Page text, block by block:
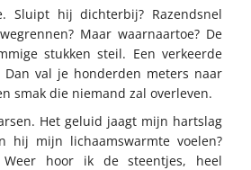
Sluipt hij dichterbij? Razendsnel
Maar waarnaartoe? De
stukken steil. Een verkeerde
val je honderden meters naar
smak die niemand zal overleven.
Het geluid jaagt mijn hartslag
hij mijn lichaamswarmte voelen?
hoor ik de steentjes, heel